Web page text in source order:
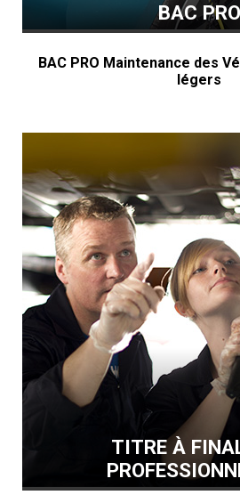
BAC PRO
BAC PRO Maintenance des
légers
TITRE À